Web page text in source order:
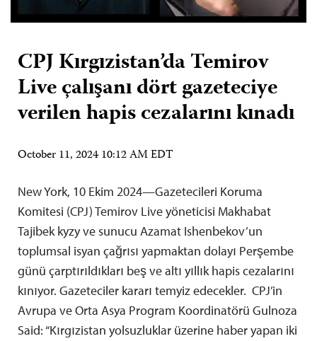
CPJ Kırgızistan’da Temirov
Live çalışanı dört gazeteciye
verilen hapis cezalarını kınadı
October 11, 2024 10:12 AM EDT
New York, 10 Ekim 2024—Gazetecileri Koruma
Komitesi (CPJ) Temirov Live yöneticisi Makhabat
Tajibek kyzy ve sunucu Azamat Ishenbekov’un
toplumsal isyan çağrısı yapmaktan dolayı Perşembe
günü çarptırıldıkları beş ve altı yıllık hapis cezalarını
kınıyor. Gazeteciler kararı temyiz edecekler. CPJ’in
Avrupa ve Orta Asya Program Koordinatörü Gulnoza
Said: “Kırgızistan yolsuzluklar üzerine haber yapan iki